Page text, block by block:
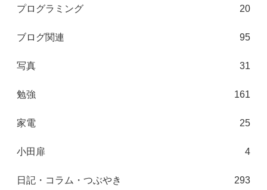
プログラミング 20
ブログ関連 95
写真 31
勉強 161
家電 25
小田扉 4
日記・コラム・つぶやき 293